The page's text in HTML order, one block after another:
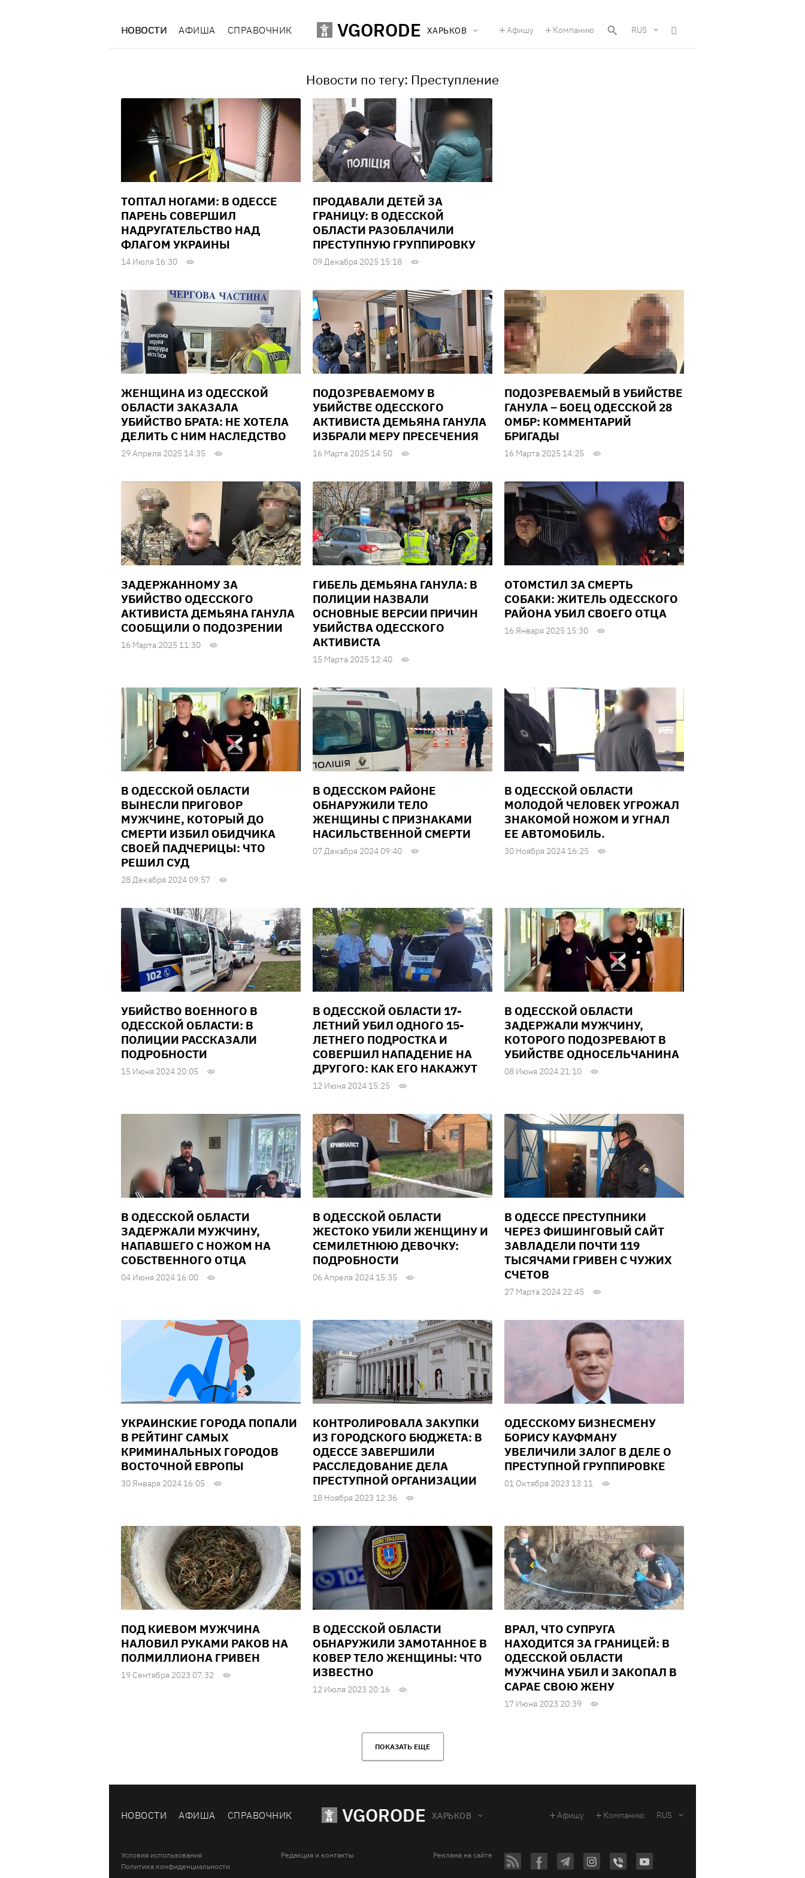
НОВОСТИ АФИША СПРАВОЧНИК VGORODE ХАРЬКОВ Афишу Компанию RUS
Новости по тегу: Преступление
ТОПТАЛ НОГАМИ: В ОДЕССЕ
ПАРЕНЬ СОВЕРШИЛ
НАДРУГАТЕЛЬСТВО НАД
ФЛАГОМ УКРАИНЫ
14 Июля 16:30
ПРОДАВАЛИ ДЕТЕЙ ЗА
ГРАНИЦУ: В ОДЕССКОЙ
ОБЛАСТИ РАЗОБЛАЧИЛИ
ПРЕСТУПНУЮ ГРУППИРОВКУ
09 Декабря 2025 15:18
ЖЕНЩИНА ИЗ ОДЕССКОЙ
ОБЛАСТИ ЗАКАЗАЛА
УБИЙСТВО БРАТА: НЕ ХОТЕЛА
ДЕЛИТЬ С НИМ НАСЛЕДСТВО
29 Апреля 2025 14:35
ПОДОЗРЕВАЕМОМУ В
УБИЙСТВЕ ОДЕССКОГО
АКТИВИСТА ДЕМЬЯНА ГАНУЛА
ИЗБРАЛИ МЕРУ ПРЕСЕЧЕНИЯ
16 Марта 2025 14:50
ПОДОЗРЕВАЕМЫЙ В УБИЙСТВЕ
ГАНУЛА – БОЕЦ ОДЕССКОЙ 28
ОМБР: КОММЕНТАРИЙ
БРИГАДЫ
16 Марта 2025 14:25
ЗАДЕРЖАННОМУ ЗА
УБИЙСТВО ОДЕССКОГО
АКТИВИСТА ДЕМЬЯНА ГАНУЛА
СООБЩИЛИ О ПОДОЗРЕНИИ
16 Марта 2025 11:30
ГИБЕЛЬ ДЕМЬЯНА ГАНУЛА: В
ПОЛИЦИИ НАЗВАЛИ
ОСНОВНЫЕ ВЕРСИИ ПРИЧИН
УБИЙСТВА ОДЕССКОГО
АКТИВИСТА
15 Марта 2025 12:40
ОТОМСТИЛ ЗА СМЕРТЬ
СОБАКИ: ЖИТЕЛЬ ОДЕССКОГО
РАЙОНА УБИЛ СВОЕГО ОТЦА
16 Января 2025 15:30
В ОДЕССКОЙ ОБЛАСТИ
ВЫНЕСЛИ ПРИГОВОР
МУЖЧИНЕ, КОТОРЫЙ ДО
СМЕРТИ ИЗБИЛ ОБИДЧИКА
СВОЕЙ ПАДЧЕРИЦЫ: ЧТО
РЕШИЛ СУД
28 Декабря 2024 09:57
В ОДЕССКОМ РАЙОНЕ
ОБНАРУЖИЛИ ТЕЛО
ЖЕНЩИНЫ С ПРИЗНАКАМИ
НАСИЛЬСТВЕННОЙ СМЕРТИ
07 Декабря 2024 09:40
В ОДЕССКОЙ ОБЛАСТИ
МОЛОДОЙ ЧЕЛОВЕК УГРОЖАЛ
ЗНАКОМОЙ НОЖОМ И УГНАЛ
ЕЕ АВТОМОБИЛЬ.
30 Ноября 2024 16:25
УБИЙСТВО ВОЕННОГО В
ОДЕССКОЙ ОБЛАСТИ: В
ПОЛИЦИИ РАССКАЗАЛИ
ПОДРОБНОСТИ
15 Июня 2024 20:05
В ОДЕССКОЙ ОБЛАСТИ 17-
ЛЕТНИЙ УБИЛ ОДНОГО 15-
ЛЕТНЕГО ПОДРОСТКА И
СОВЕРШИЛ НАПАДЕНИЕ НА
ДРУГОГО: КАК ЕГО НАКАЖУТ
12 Июня 2024 15:25
В ОДЕССКОЙ ОБЛАСТИ
ЗАДЕРЖАЛИ МУЖЧИНУ,
КОТОРОГО ПОДОЗРЕВАЮТ В
УБИЙСТВЕ ОДНОСЕЛЬЧАНИНА
08 Июня 2024 21:10
В ОДЕССКОЙ ОБЛАСТИ
ЗАДЕРЖАЛИ МУЖЧИНУ,
НАПАВШЕГО С НОЖОМ НА
СОБСТВЕННОГО ОТЦА
04 Июня 2024 16:00
В ОДЕССКОЙ ОБЛАСТИ
ЖЕСТОКО УБИЛИ ЖЕНЩИНУ И
СЕМИЛЕТНЮЮ ДЕВОЧКУ:
ПОДРОБНОСТИ
06 Апреля 2024 15:35
В ОДЕССЕ ПРЕСТУПНИКИ
ЧЕРЕЗ ФИШИНГОВЫЙ САЙТ
ЗАВЛАДЕЛИ ПОЧТИ 119
ТЫСЯЧАМИ ГРИВЕН С ЧУЖИХ
СЧЕТОВ
27 Марта 2024 22:45
УКРАИНСКИЕ ГОРОДА ПОПАЛИ
В РЕЙТИНГ САМЫХ
КРИМИНАЛЬНЫХ ГОРОДОВ
ВОСТОЧНОЙ ЕВРОПЫ
30 Января 2024 16:05
КОНТРОЛИРОВАЛА ЗАКУПКИ
ИЗ ГОРОДСКОГО БЮДЖЕТА: В
ОДЕССЕ ЗАВЕРШИЛИ
РАССЛЕДОВАНИЕ ДЕЛА
ПРЕСТУПНОЙ ОРГАНИЗАЦИИ
18 Ноября 2023 12:36
ОДЕССКОМУ БИЗНЕСМЕНУ
БОРИСУ КАУФМАНУ
УВЕЛИЧИЛИ ЗАЛОГ В ДЕЛЕ О
ПРЕСТУПНОЙ ГРУППИРОВКЕ
01 Октября 2023 13:11
ПОД КИЕВОМ МУЖЧИНА
НАЛОВИЛ РУКАМИ РАКОВ НА
ПОЛМИЛЛИОНА ГРИВЕН
19 Сентября 2023 07:32
В ОДЕССКОЙ ОБЛАСТИ
ОБНАРУЖИЛИ ЗАМОТАННОЕ В
КОВЕР ТЕЛО ЖЕНЩИНЫ: ЧТО
ИЗВЕСТНО
12 Июля 2023 20:16
ВРАЛ, ЧТО СУПРУГА
НАХОДИТСЯ ЗА ГРАНИЦЕЙ: В
ОДЕССКОЙ ОБЛАСТИ
МУЖЧИНА УБИЛ И ЗАКОПАЛ В
САРАЕ СВОЮ ЖЕНУ
17 Июня 2023 20:39
ПОКАЗАТЬ ЕЩЕ
НОВОСТИ АФИША СПРАВОЧНИК VGORODE ХАРЬКОВ Афишу Компанию RUS
Условия использования Редакция и контакты
Реклама на сайте
Политика конфиденциальности